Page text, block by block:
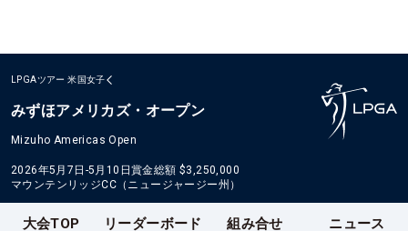
LPGAツアー 米国女子
みずほアメリカズ・オープン
Mizuho Americas Open
2026年5月7日-5月10日賞金総額 $3,250,000
マウンテンリッジCC（ニュージャージー州）
大会TOP リーダーボード 組み合せ ニュース